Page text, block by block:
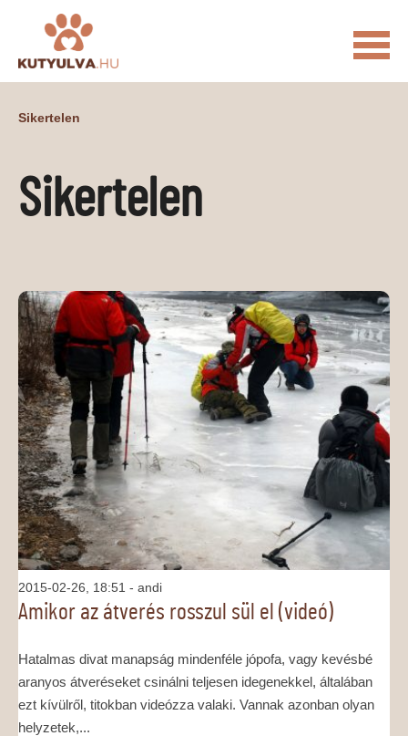
KUTYULVA – HÍREK
CUKI ÉLETKÉPEK
ÁLLATI ELEDELEK ÁLLATI FELSZERELÉSEK
ÁLLATI SZOLGÁLTATÁSOK
PR CIKKEK
MÉDIAAJÁNLAT
KAPCSOLAT
Sikertelen
Sikertelen
2015-02-26, 18:51 - andi
Amikor az átverés rosszul sül el (videó)
Hatalmas divat manapság mindenféle jópofa, vagy kevésbé
aranyos átveréseket csinálni teljesen idegenekkel, általában
ezt kívülről, titokban videózza valaki. Vannak azonban olyan
helyzetek,...